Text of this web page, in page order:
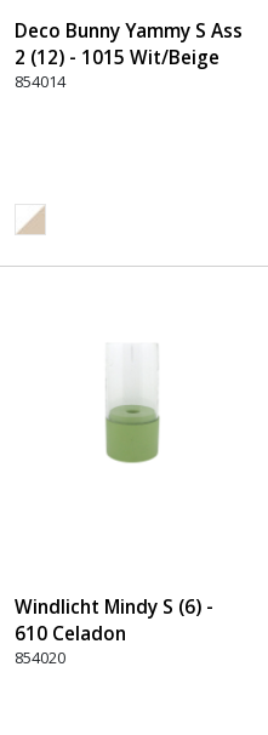
Deco Bunny Yammy S Ass
2 (12) - 1015 Wit/Beige
854014
Windlicht Mindy S (6) -
610 Celadon
854020